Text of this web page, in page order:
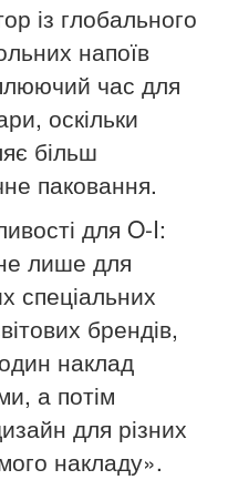
із глобального
напоїв
час для
оскільки
більш
паковання.
для O-I:
лише для
спеціальних
брендів,
наклад
а потім
для різних
накладу».